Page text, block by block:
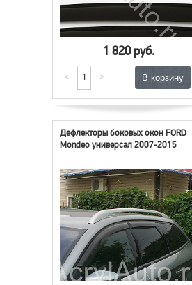
1 820 руб.
< >
Дефлекторы боковых окон FORD
Mondeo универсал 2007-2015